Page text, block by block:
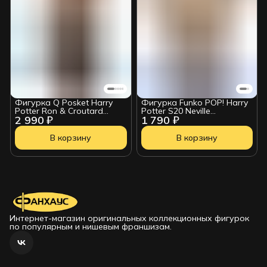
2 990 ₽
Фигурка Q Posket Harry
Potter Ron & Croutard
166507
В корзину
1 790 ₽
Фигурка Funko POP! Harry
Potter S20 Neville
Longbottom (194) 90271
В корзину
Интернет-магазин оригинальных коллекционных фигурок
по популярным и нишевым франшизам.